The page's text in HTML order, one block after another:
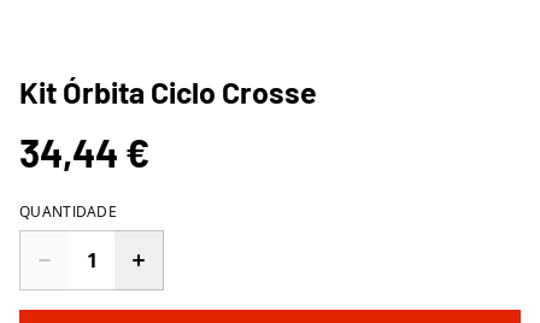
Kit Órbita Ciclo Crosse
34,44 €
QUANTIDADE